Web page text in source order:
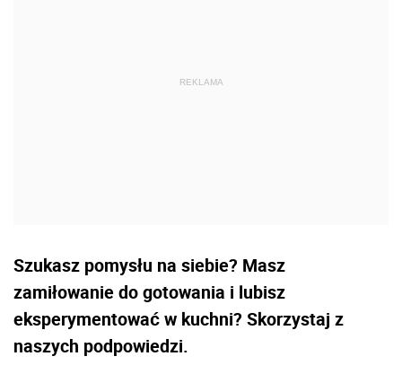
Szukasz pomysłu na siebie? Masz
zamiłowanie do gotowania i lubisz
eksperymentować w kuchni? Skorzystaj z
naszych podpowiedzi.